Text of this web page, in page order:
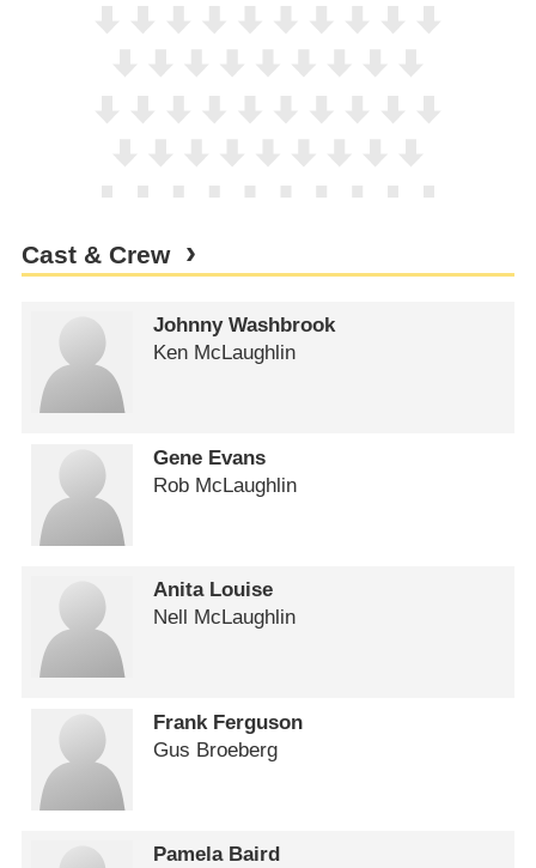
Cast & Crew
Johnny Washbrook
Ken McLaughlin
Gene Evans
Rob McLaughlin
Anita Louise
Nell McLaughlin
Frank Ferguson
Gus Broeberg
Pamela Baird